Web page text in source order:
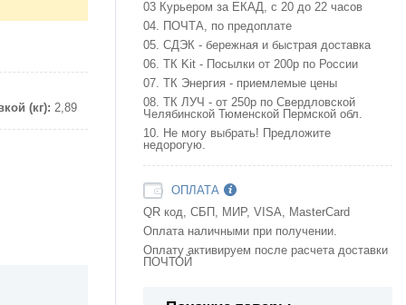
(кг): 2,89
03 Курьером за ЕКАД, с 20 до 22 часов
04. ПОЧТА, по предоплате
05. СДЭК - бережная и быстрая доставка
06. ТК Kit - Посылки от 200р по России
07. ТК Энергия - приемлемые цены
08. ТК ЛУЧ - от 250р по Свердловской
Челябинской Тюменской Пермской обл.
10. Не могу выбрать! Предложите
недорогую.
ОПЛАТА
QR код, СБП, МИР, VISA, MasterCard
Оплата наличными при получении.
Оплату активируем после расчета доставки
ПОЧТОЙ